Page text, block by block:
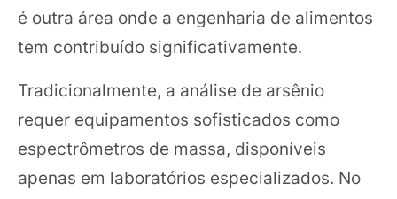
é outra área onde a engenharia de alimentos
tem contribuído significativamente.
Tradicionalmente, a análise de arsênio
requer equipamentos sofisticados como
espectrômetros de massa, disponíveis
apenas em laboratórios especializados. No